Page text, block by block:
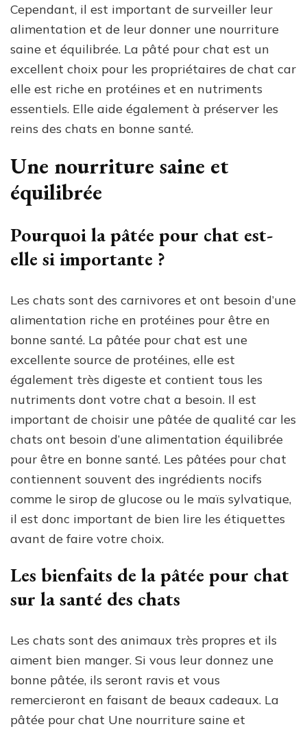
Cependant, il est important de surveiller leur
alimentation et de leur donner une nourriture
saine et équilibrée. La pâté pour chat est un
excellent choix pour les propriétaires de chat car
elle est riche en protéines et en nutriments
essentiels. Elle aide également à préserver les
reins des chats en bonne santé.
Une nourriture saine et
équilibrée
Pourquoi la pâtée pour chat est-
elle si importante ?
Les chats sont des carnivores et ont besoin d’une
alimentation riche en protéines pour être en
bonne santé. La pâtée pour chat est une
excellente source de protéines, elle est
également très digeste et contient tous les
nutriments dont votre chat a besoin. Il est
important de choisir une pâtée de qualité car les
chats ont besoin d’une alimentation équilibrée
pour être en bonne santé. Les pâtées pour chat
contiennent souvent des ingrédients nocifs
comme le sirop de glucose ou le maïs sylvatique,
il est donc important de bien lire les étiquettes
avant de faire votre choix.
Les bienfaits de la pâtée pour chat
sur la santé des chats
Les chats sont des animaux très propres et ils
aiment bien manger. Si vous leur donnez une
bonne pâtée, ils seront ravis et vous
remercieront en faisant de beaux cadeaux. La
pâtée pour chat Une nourriture saine et